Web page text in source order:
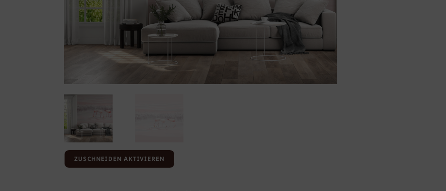
ZUSCHNEIDEN AKTIVIEREN